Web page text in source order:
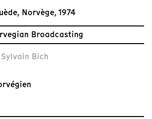
Norvège, 1974
Broadcasting
Sylvain Bich